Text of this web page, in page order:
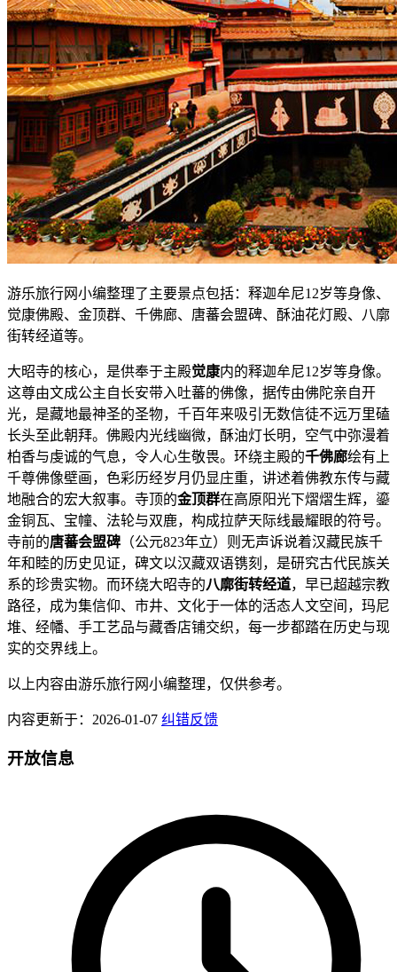
游乐旅行网小编整理了主要景点包括：释迦牟尼12岁等身像、
觉康佛殿、金顶群、千佛廊、唐蕃会盟碑、酥油花灯殿、八廓
街转经道等。
大昭寺的核心，是供奉于主殿觉康内的释迦牟尼12岁等身像。
这尊由文成公主自长安带入吐蕃的佛像，据传由佛陀亲自开
光，是藏地最神圣的圣物，千百年来吸引无数信徒不远万里磕
长头至此朝拜。佛殿内光线幽微，酥油灯长明，空气中弥漫着
柏香与虔诚的气息，令人心生敬畏。环绕主殿的千佛廊绘有上
千尊佛像壁画，色彩历经岁月仍显庄重，讲述着佛教东传与藏
地融合的宏大叙事。寺顶的金顶群在高原阳光下熠熠生辉，鎏
金铜瓦、宝幢、法轮与双鹿，构成拉萨天际线最耀眼的符号。
寺前的唐蕃会盟碑 （公元823年立）则无声诉说着汉藏民族千
年和睦的历史见证，碑文以汉藏双语镌刻，是研究古代民族关
系的珍贵实物。而环绕大昭寺的八廓街转经道，早已超越宗教
路径，成为集信仰、市井、文化于一体的活态人文空间，玛尼
堆、经幡、手工艺品与藏香店铺交织，每一步都踏在历史与现
实的交界线上。
以上内容由游乐旅行网小编整理，仅供参考。
内容更新于：2026-01-07 纠错反馈
开放信息